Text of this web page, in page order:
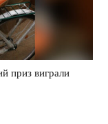
приз виграли